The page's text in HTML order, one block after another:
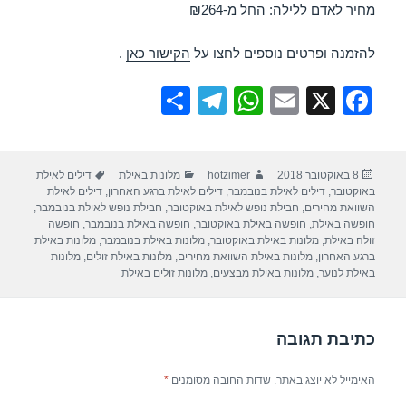
מחיר לאדם ללילה: החל מ-₪264
להזמנה ופרטים נוספים לחצו על הקישור כאן .
F
e
b
o
o
X
E
W
s
A
p
p
T
gr
a
m
e
פורסם
בתאריך
8 באוקטובר 2018 מחבר
hotzimer קטגוריות
מלונות באילת תגיות
דילים לאילת
באוקטובר,דילים לאילת בנובמבר,דילים לאילת ברגע האחרון,דילים לאילת
השוואת מחירים, חבילת נופש לאילת באוקטובר, חבילת נופש לאילת בנובמבר,
חופשה באילת, חופשה באילת באוקטובר, חופשה באילת בנובמבר, חופשה
זולה באילת,מלונות באילת באוקטובר,מלונות באילת בנובמבר,מלונות באילת
ברגע האחרון,מלונות באילת השוואת מחירים,מלונות באילת זולים,מלונות
באילת לנוער,מלונות באילת מבצעים,מלונות זולים באילת
כתיבת תגובה
האימייל לא יוצג באתר. שדות החובה מסומנים*